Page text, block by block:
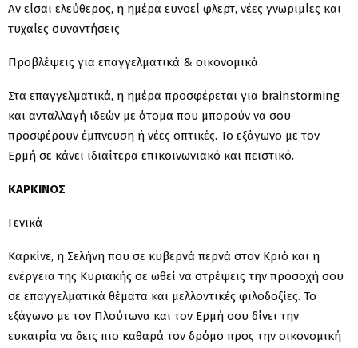
Αν είσαι ελεύθερος, η ημέρα ευνοεί φλερτ, νέες γνωριμίες και
τυχαίες συναντήσεις
Προβλέψεις για επαγγελματικά & οικονομικά
Στα επαγγελματικά, η ημέρα προσφέρεται για brainstorming
και ανταλλαγή ιδεών με άτομα που μπορούν να σου
προσφέρουν έμπνευση ή νέες οπτικές. Το εξάγωνο με τον
Ερμή σε κάνει ιδιαίτερα επικοινωνιακό και πειστικό.
ΚΑΡΚΙΝΟΣ
Γενικά
Καρκίνε, η Σελήνη που σε κυβερνά περνά στον Κριό και η
ενέργεια της Κυριακής σε ωθεί να στρέψεις την προσοχή σου
σε επαγγελματικά θέματα και μελλοντικές φιλοδοξίες. Το
εξάγωνο με τον Πλούτωνα και τον Ερμή σου δίνει την
ευκαιρία να δεις πιο καθαρά τον δρόμο προς την οικονομική